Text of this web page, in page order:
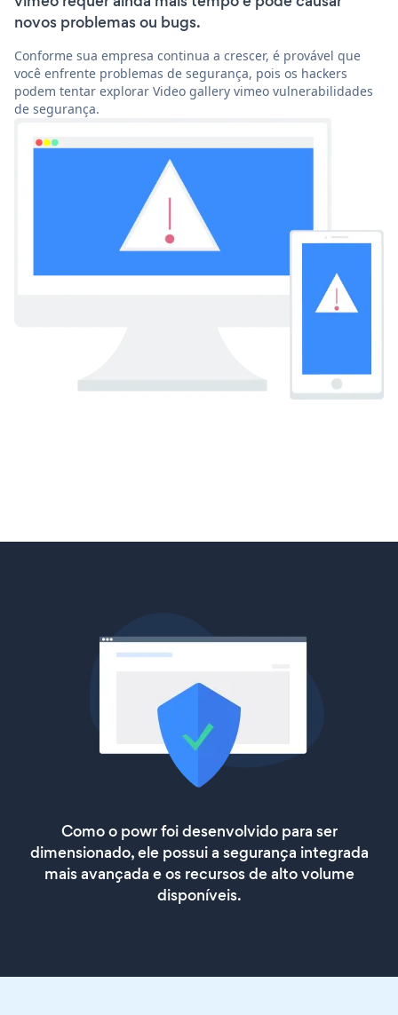
novos problemas ou bugs.
Conforme sua empresa continua a crescer, é provável que
você enfrente problemas de segurança, pois os hackers
podem tentar explorar Video gallery vimeo vulnerabilidades
de segurança.
Como o powr foi desenvolvido para ser
dimensionado, ele possui a segurança integrada
mais avançada e os recursos de alto volume
disponíveis.